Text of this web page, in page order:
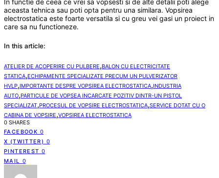
In functie de ceea ce vrei sa vopsesti si de alte detalii poti alege
aceasta tehnica sau poti opta pentru una similara. Vopsirea
electrostatica este foarte versatila si cu greu vei gasi un proiect in
care sa nu functioneze.
In this article:
ATELIER DE ACOPERIRE CU PULBERE,BALON CU ELECTRICITATE
STATICA,ECHIPAMENTE SPECIALIZATE PRECUM UN PULVERIZATOR
HVLP,IMPORTANTE DESPRE VOPSIREA ELECTROSTATICA,INDUSTRIA
AUTO,PARTICULE DE VOPSEA INCARCATE POZITIV DINTR-UN PISTOL
SPECIALIZAT,PROCESUL DE VOPSIRE ELECTROSTATICA,SERVICE DOTAT CU O
CABINA DE VOPSIRE,VOPSIREA ELECTROSTATICA
0 SHARES
FACEBOOK 0
X (TWITTER) 0
PINTEREST 0
MAIL
0